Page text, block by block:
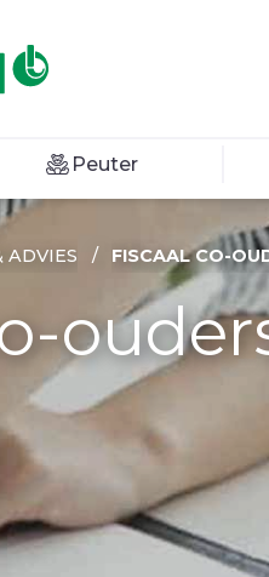
Peuter
ADVIES / FISCAAL CO-